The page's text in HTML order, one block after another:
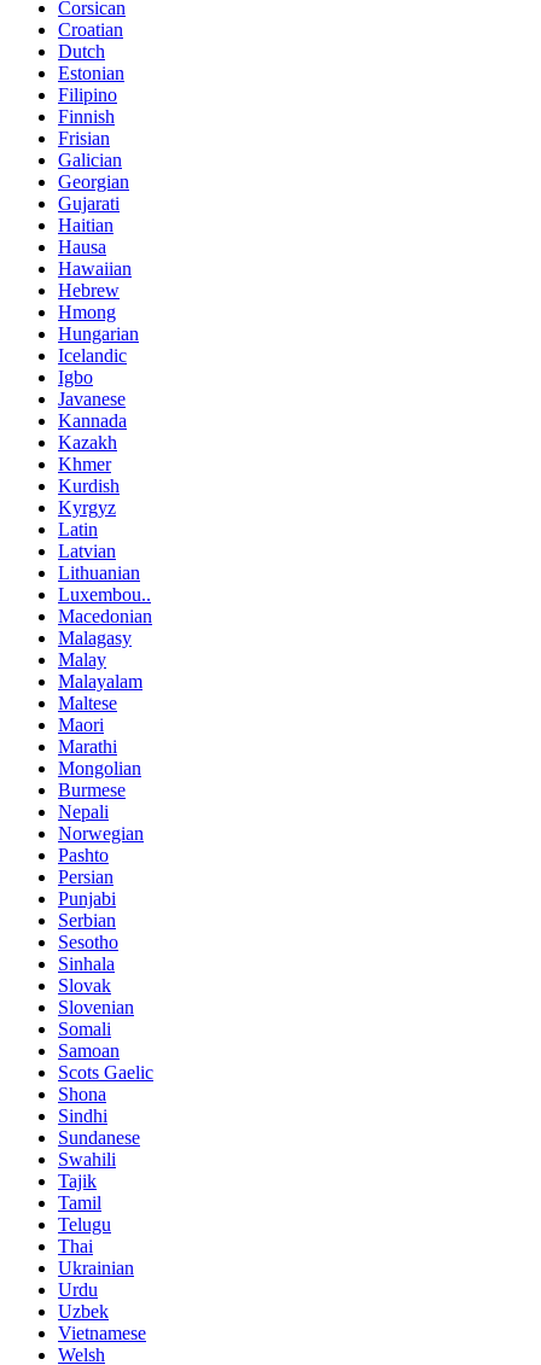
Corsican
Croatian
Dutch
Estonian
Filipino
Finnish
Frisian
Galician
Georgian
Gujarati
Haitian
Hausa
Hawaiian
Hebrew
Hmong
Hungarian
Icelandic
Igbo
Javanese
Kannada
Kazakh
Khmer
Kurdish
Kyrgyz
Latin
Latvian
Lithuanian
Luxembou..
Macedonian
Malagasy
Malay
Malayalam
Maltese
Maori
Marathi
Mongolian
Burmese
Nepali
Norwegian
Pashto
Persian
Punjabi
Serbian
Sesotho
Sinhala
Slovak
Slovenian
Somali
Samoan
Scots Gaelic
Shona
Sindhi
Sundanese
Swahili
Tajik
Tamil
Telugu
Thai
Ukrainian
Urdu
Uzbek
Vietnamese
Welsh